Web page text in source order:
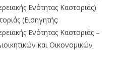
Ενότητας Καστοριάς)
(Εισηγητής:
Ενότητας Καστοριάς –
και Οικονομικών